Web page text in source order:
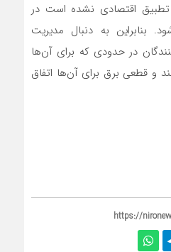
اقتصادی نشده است در
بنابراین به دنبال مدیریت
در حدودی که برای آن‌ها
و قطعی برق برای آن‌ها اتفاق
https://